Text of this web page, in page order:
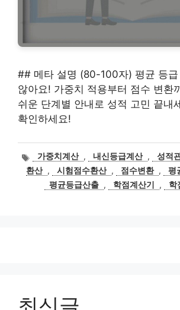
## 메타 설명 (80-100자) 평균 등급
않아요! 가중치 적용부터 점수 변환
쉬운 단계별 안내로 성적 고민 끝내
확인하세요!
태
그
가중치계산 , 내신등급계산 , 성적
환산 , 시험점수환산 , 점수변환 , 평
평균등급산출 , 학점계산기 , 학